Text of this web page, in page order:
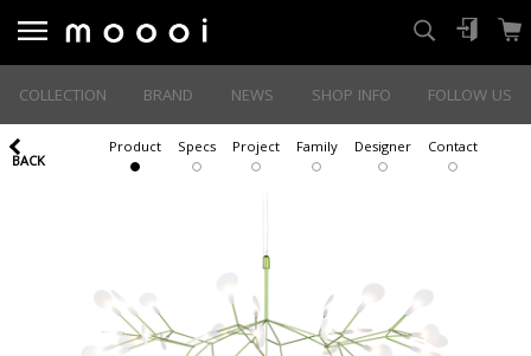
COLLECTION BRAND NEWS SHOP INFO FOLLOW US
BACK
Product Specs Project Family Designer Contact